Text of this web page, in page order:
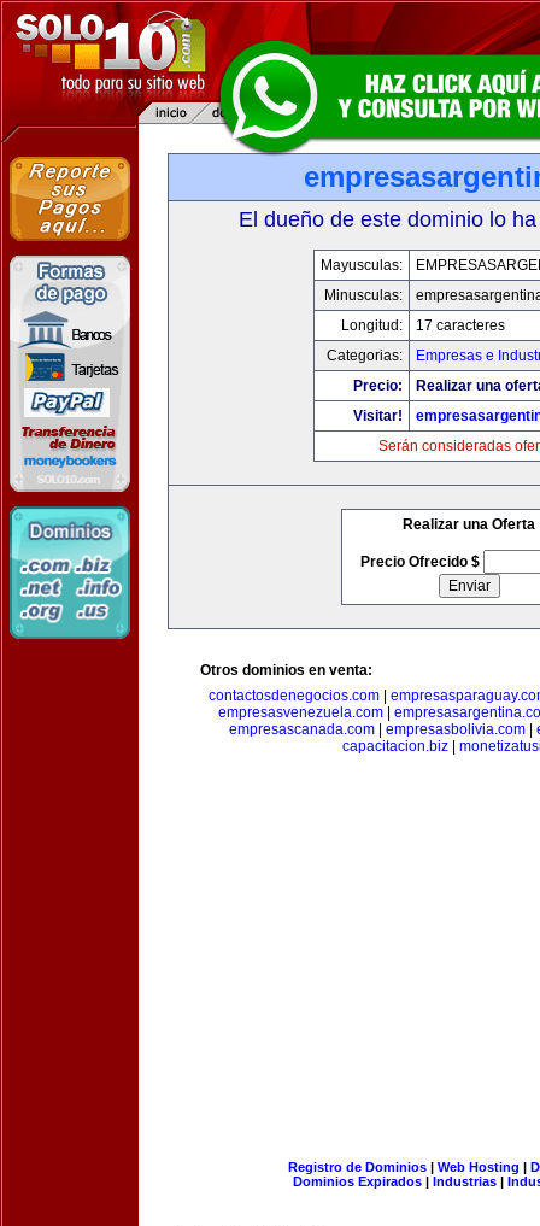
El dueño de este dominio lo
Mayusculas:
Minusculas:
Longitud:
17 caracteres
Categorias:
Empresas e
Precio:
Realizar una
Visitar!
Serán consideradas
Realizar una Oferta
Precio Ofrecido $
Otros dominios en venta:
contactosdenegocios.com
empresasvenezuela.com|
empresascanada.com| empresasbolivia.com|
capacitacion.biz|
Registro de Dominios| Web Hosting |
Dominios Expirados | Industrias |